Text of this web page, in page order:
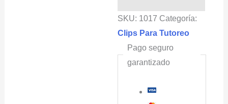
Cultivos
de
Hortalizas
HORTOCLIPS®,
SKU: 1017 Categoría:
Clips Para Tutoreo
Pago seguro
garantizado